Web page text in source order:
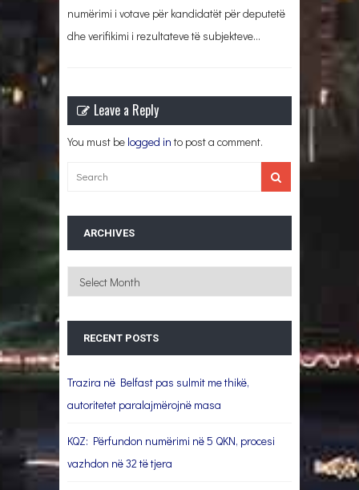
numërimi i votave për kandidatët për deputetë
dhe verifikimi i rezultateve të subjekteve…
Leave a Reply
You must be logged in to post a comment.
ARCHIVES
Archives
RECENT POSTS
Trazira në Belfast pas sulmit me thikë,
autoritetet paralajmërojnë masa
KQZ: Përfundon numërimi në 5 QKN, procesi
vazhdon në 32 të tjera